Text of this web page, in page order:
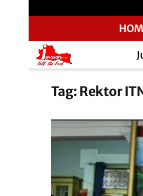
Tag: Rektor